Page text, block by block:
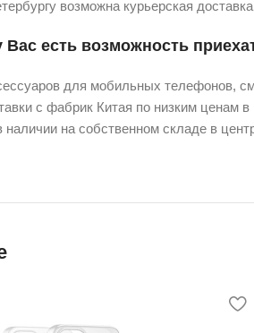
возможна курьерская
Вас есть возможность
для мобильных телефонов,
с фабрик Китая по низким ценам в
наличии на собственном складе в